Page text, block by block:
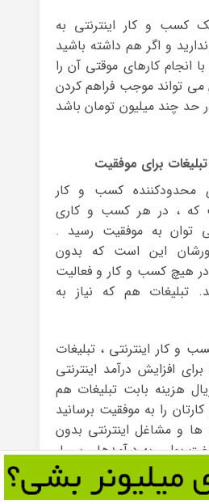
کسب و کار اینترنتی به
و اگر هم داشته باشید
انجام کارهای موقتی آن را
می تواند موجب فراهم کردن
حد چند میلیون تومان باشد
محدودکننده کسب و کار
که ، در هر کسب و کاری
توان به موفقیت رسید .
این است که بدون
در هیچ کسب و کار و فعالیت
تبلیغات هم که نیاز به
و کار اینترنتی ، تبلیغات
افزایش درآمد اینترنتی
هزینه بابت تبلیغات هم
را به موفقیت برسانید
و مشاغل اینترنتی بدون
پول ، به درآمدهای بسیار